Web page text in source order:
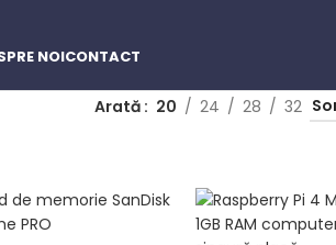
NOICONTACT
Arată 20 24 28 32